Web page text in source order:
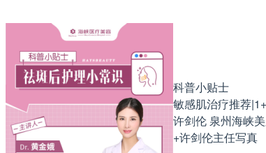
科普小贴士
敏感肌治疗推荐
许剑伦 泉州海峡
+许剑伦主任写真